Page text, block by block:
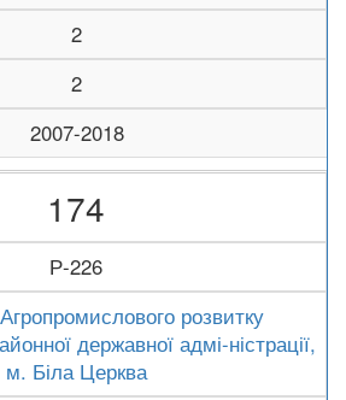
2
2
2007-2018
174
Р-226
розвитку
державної адмі-ністрації,
м. Біла Церква